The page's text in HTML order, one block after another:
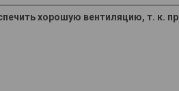
хорошую вентиляцию, т. к.